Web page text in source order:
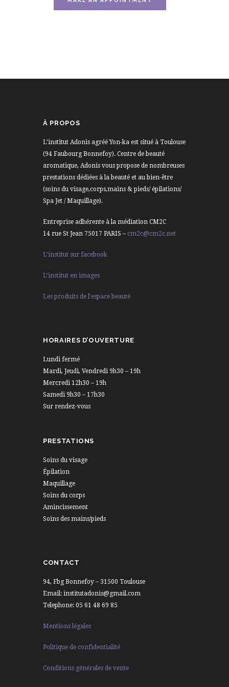
À PROPOS
L’institut Adonis agréé Yon-ka est situé à Toulouse
(94 Faubourg Bonnefoy). Centre de beauté
aromatique, Adonis vous propose de nombreuses
prestations dédiées à la beauté et au bien-être
(soins du visage,corps,mains & pieds/ épilations/
Spa Jet / Maquillage).
Entreprise adhérente à la médiation CM2C
14 rue St Jean 75017 PARIS – cm2c@cm2c.net
L’institut sur facebook
L’institut en images
Les produits de l’espace beauté
HORAIRES D’OUVERTURE
Lundi fermé
Mardi, Jeudi, Vendredi 9h30 – 19h
Mercredi 12h30 – 19h
Samedi 9h30 – 17h30
Sur rendez-vous
PRESTATIONS
Soins du visage
Épilation
Maquillage
Soins du corps
Amincissement
Soins des mains/pieds
CONTACT
94, Fbg Bonnefoy – 31500 Toulouse
Email: institutadonis@gmail.com
Telephone: 05 61 48 69 85
Mentions légales
Politique de confidentialité
Conditions générales de vente